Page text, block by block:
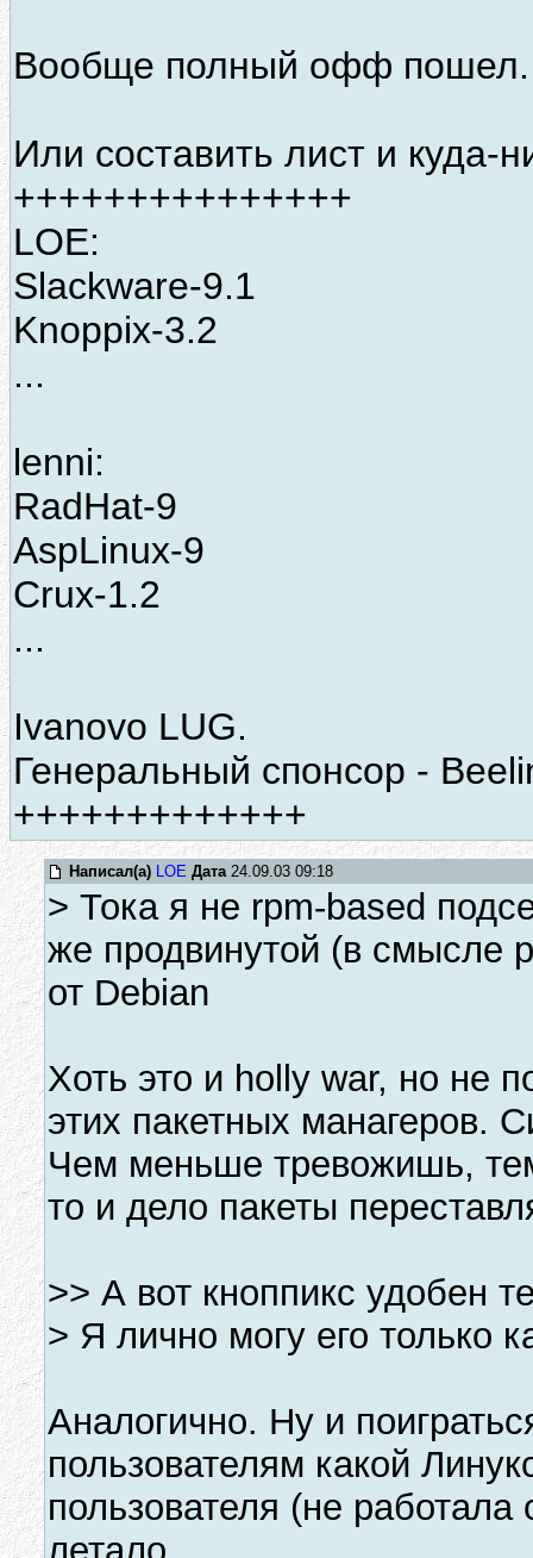
Вообще полный офф пошел.
Или составить лист и куда-
+++++++++++++++
LOE:
Slackware-9.1
Knoppix-3.2
...
lenni:
RadHat-9
AspLinux-9
Crux-1.2
...
Ivanovo LUG.
Генеральный спонсор -
+++++++++++++
Написал(а) LOE Дата24.09.03 09:18
> Тока я не rpm-based
же продвинутой (в смысле
от Debian
Хоть это и holly war, но не
этих пакетных манагеров.
Чем меньше тревожишь,
то и дело пакеты
>> А вот кноппикс удобен
> Я лично могу его только
Аналогично. Ну и
пользователям какой
пользователя (не